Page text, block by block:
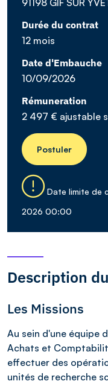
Durée du contrat
12 mois
Date d'Embauche
10/09/2026
Rémuneration
2 497 € ajustable
Postuler
Date limite de
2026 00:00
Description
Les Missions
Au sein d'une équipe
Achats et
effectuer des
unités de recherche